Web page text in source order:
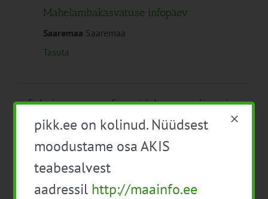
Mahelambakasvatuse infopäev
Saaremaa Saaremaa
Tasuta
Eelmine See nädal Järgmine
Telli kalender
pikk.ee on kolinud. Nüüdsest
moodustame osa AKIS
teabesalvest
aadressil http://maainfo.ee